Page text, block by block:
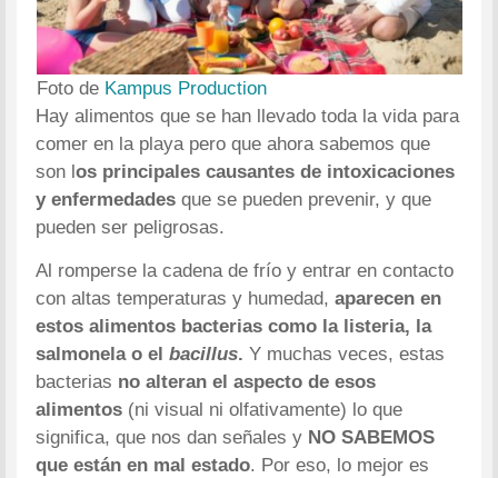
Foto de Kampus Production
Hay alimentos que se han llevado toda la vida para
comer en la playa pero que ahora sabemos que
son los principales causantes de intoxicaciones
y enfermedadesque se pueden prevenir, y que
pueden ser peligrosas.
Al romperse la cadena de frío y entrar en contacto
con altas temperaturas y humedad,aparecen en
estos alimentos bacterias como la listeria, la
salmonela o elbacillus. Y muchas veces, estas
bacterias no alteran el aspecto de esos
alimentos (ni visual ni olfativamente) lo que
significa, que nos dan señales y NO SABEMOS
que están en mal estado. Por eso, lo mejor es